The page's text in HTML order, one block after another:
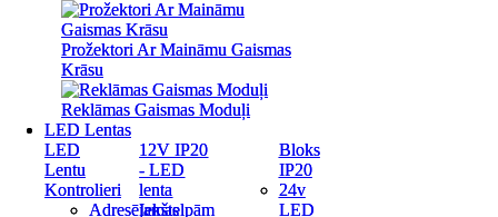
Prožektori Ar Maināmu Gaismas
Krāsu
Reklāmas Gaismas Moduļi
LED Lentas
LED
Lentu
Kontrolieri
Adresējamas
12V IP20
- LED
lenta
Iekštelpām
Bloks
IP20
24v
LED
Prožektori Ar Maināmu Gaismas
Krāsu
Reklāmas Gaismas Moduļi
LED Lentas
LED
Lentu
Kontrolieri
Adresējamas
12V IP20
- LED
lenta
Iekštelpām
Bloks
IP20
24v
LED